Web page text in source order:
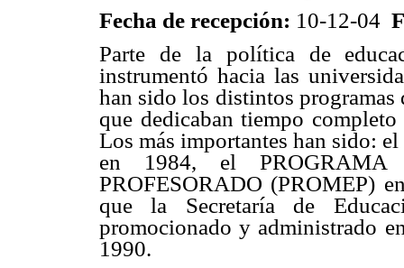
Fecha de recepción: 10-12-04
Parte de la política de
instrumentó hacia las
han sido los distintos programas
que dedicaban tiempo
Los más importantes han sido:
en 1984, el PROGRAMA
PROFESORADO (PROMEP)
que la Secretaría de
promocionado y administrado
1990.